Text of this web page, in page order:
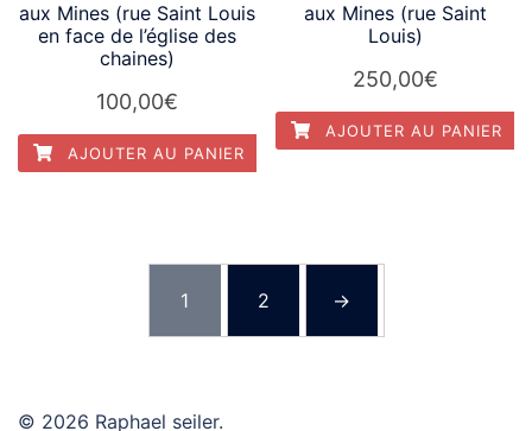
aux Mines (rue Saint Louis
en face de l’église des
chaines)
100,00€
AJOUTER AU PANIER
aux Mines (rue Saint
Louis)
250,00€
AJOUTER AU PANIER
1 2 →
© 2026 Raphael seiler.